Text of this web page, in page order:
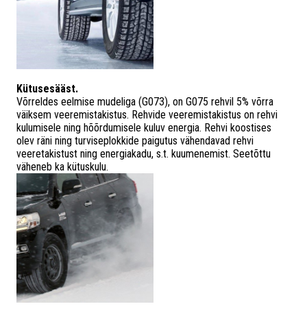
Kütusesääst.
Võrreldes eelmise mudeliga (G073), on G075 rehvil 5% võrra
väiksem veeremistakistus. Rehvide veeremistakistus on rehvi
kulumisele ning hõõrdumisele kuluv energia. Rehvi koostises
olev räni ning turviseplokkide paigutus vähendavad rehvi
veeretakistust ning energiakadu, s.t. kuumenemist. Seetõttu
väheneb ka kütuskulu.